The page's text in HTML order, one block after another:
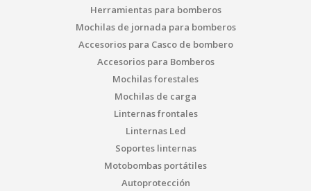
Herramientas para bomberos
Mochilas de jornada para bomberos
Accesorios para Casco de bombero
Accesorios para Bomberos
Mochilas forestales
Mochilas de carga
Linternas frontales
Linternas Led
Soportes linternas
Motobombas portátiles
Autoprotección